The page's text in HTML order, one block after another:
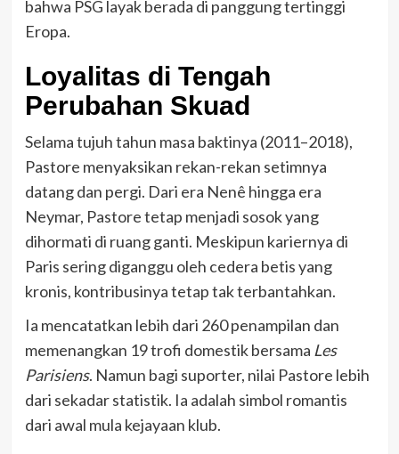
bahwa PSG layak berada di panggung tertinggi
Eropa.
Loyalitas di Tengah
Perubahan Skuad
Selama tujuh tahun masa baktinya (2011–2018),
Pastore menyaksikan rekan-rekan setimnya
datang dan pergi. Dari era Nenê hingga era
Neymar, Pastore tetap menjadi sosok yang
dihormati di ruang ganti. Meskipun kariernya di
Paris sering diganggu oleh cedera betis yang
kronis, kontribusinya tetap tak terbantahkan.
Ia mencatatkan lebih dari 260 penampilan dan
memenangkan 19 trofi domestik bersama Les
Parisiens. Namun bagi suporter, nilai Pastore lebih
dari sekadar statistik. Ia adalah simbol romantis
dari awal mula kejayaan klub.